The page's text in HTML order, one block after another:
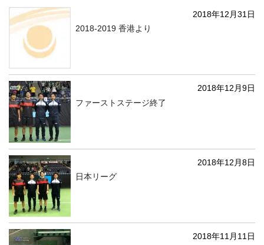
2018年12月31日
2018-2019 香港より
2018年12月9日
ファーストステージ終了
2018年12月8日
日本リーグ
2018年11月11日